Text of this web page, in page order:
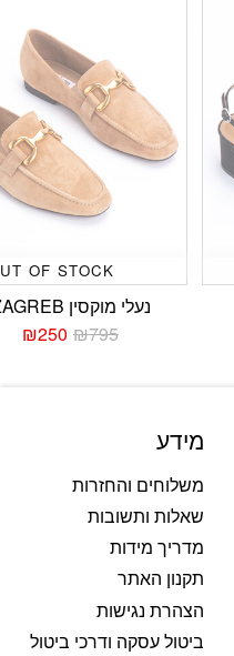
OF STOCK
נעלי מוקסין ZAGREB
₪795
₪250
מידע
משלוחים והחזרות
שאלות ותשובות
מדריך מידות
תקנון האתר
הצהרת נגישות
ביטול עסקה ודרכי ביטול